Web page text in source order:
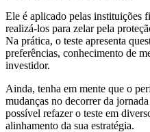
Ele é aplicado pelas instituições
realizá-los para zelar pela
Na prática, o teste apresenta
preferências, conhecimento de
investidor.
Ainda, tenha em mente que o
mudanças no decorrer da
possível refazer o teste em
alinhamento da sua estratégia.